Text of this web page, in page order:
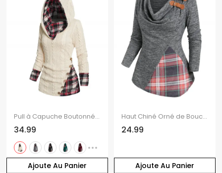
Ajoute Au Panier
Pull à Capuche Boutonné à Carreaux Imprimé en Tricot à Câble à Col Châle
34.99
Ajoute Au Panier
Haut Chiné Orné de Boucle avec Jointif à Carreaux Manches Longues à Col Bénitier
24.99